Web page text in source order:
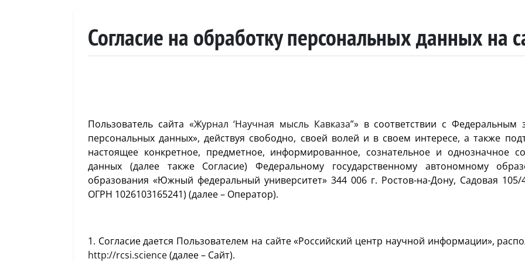
Согласие на обработку персональных данных на
Пользователь сайта «Журнал ‘Научная мысль Кавказа”»в соответствии с
персональных данных», действуя свободно, своей волей и в своем интересе, а также
настоящее конкретное, предметное, информированное, сознательное и однозначное
данных (далее также Согласие) Федеральному государственному автономному
образования «Южный федеральный университет» 344 006 г. Ростов-на-Дону, Садовая
ОГРН 1026103165241) (далее – Оператор).
1. Согласие дается Пользователем на сайте «Российский центр научной информации»,
http://rcsi.science(далее – Сайт).